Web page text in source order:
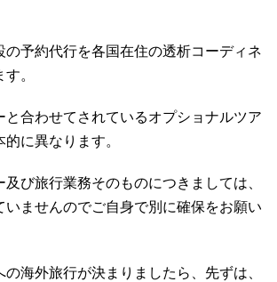
の予約代行を各国在住の透析コーディネ
。
と合わせてされているオプショナルツア
に異なります。
び旅行業務そのものにつきましては、
いませんのでご自身で別に確保をお願い
海外旅行が決まりましたら、先ずは、